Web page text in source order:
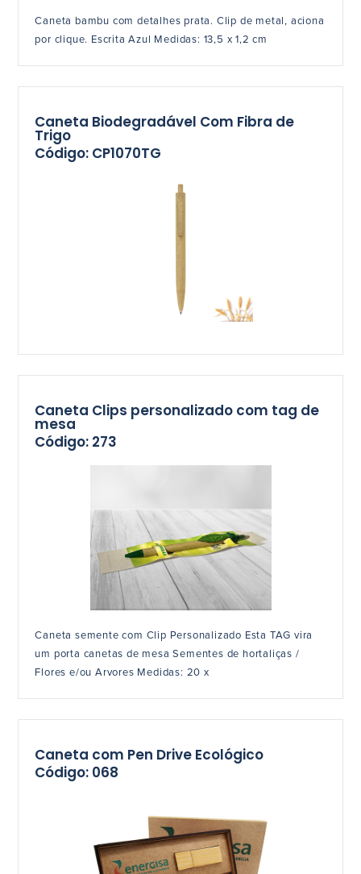
Caneta bambu com detalhes prata. Clip de metal, aciona
por clique. Escrita Azul Medidas: 13,5 x 1,2 cm
Caneta Biodegradável Com Fibra de
Trigo
Código: CP1070TG
Caneta Clips personalizado com tag de
mesa
Código: 273
Caneta semente com Clip Personalizado Esta TAG vira
um porta canetas de mesa Sementes de hortaliças /
Flores e/ou Arvores Medidas: 20 x
Caneta com Pen Drive Ecológico
Código: 068